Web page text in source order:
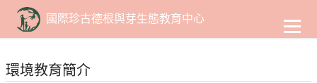
主
要
容
國際珍古德根與芽生態教育中心
環境教育簡介